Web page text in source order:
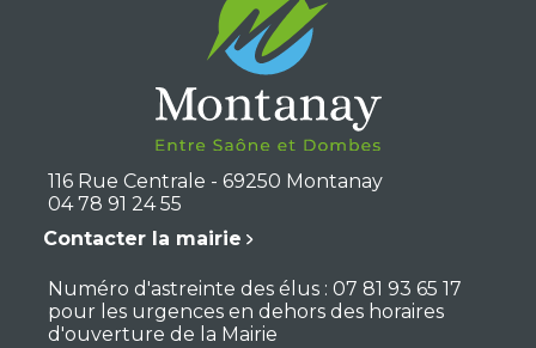
116 Rue Centrale - 69250 Montanay
04 78 91 24 55
Contacter la mairie
Numéro d'astreinte des élus : 07 81 93 65 17
pour les urgences en dehors des horaires
d'ouverture de la Mairie